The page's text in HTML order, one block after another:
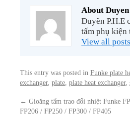
About
Duyên P.H.E
tấm phụ kiện
View all
This entry was posted in Funke plate
exchanger, plate plate heat exchanger,
← Gioăng tấm trao đổi nhiệt Funke
FP206 / FP250 / FP300 / FP405